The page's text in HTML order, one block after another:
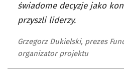
świadome decyzje jako
przyszli liderzy.
Grzegorz Dukielski, prezes
organizator projektu